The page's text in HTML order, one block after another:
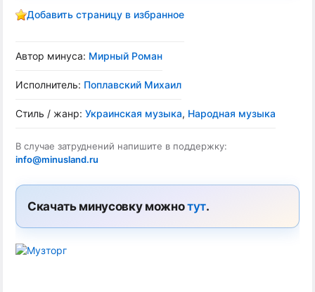
Добавить страницу в избранное
Автор минуса: Мирный Роман
Исполнитель: Поплавский Михаил
Стиль / жанр: Украинская музыка, Народная музыка
В случае затруднений напишите в поддержку:
info@minusland.ru
Скачать минусовку можнотут.